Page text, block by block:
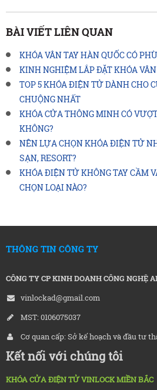
BÀI VIẾT LIÊN QUAN
KHÓA VÂN TAY HÀN QUỐC CÓ
KINH NGHIỆM LẮP ĐẶT KHÓA
TOP 5 KHÓA ĐIỆN TỬ DÀNH CHO
CHUỘNG NHẤT
KHÓA CỬA THÔNG MINH CÓ
KHÔNG?
NÊN LỰA CHỌN KHÓA ĐIỆN TỬ
SẠN, RESORT?
KHÓA ĐIỆN TỬ KHÔNG TAY CẦM
CHỌN LOẠI NÀO?
THÔNG TIN CÔNG TY
CÔNG TY CP KINH DOANH CÔNG NGHỆ
vinlockad@gmail.com
MST: 0106075037
Cơ quan cấp: Sở kế hoạch và đầu tư
Kết nối với chúng tôi
KHÓA CỬA ĐIỆN TỬ VINLOCK MIỀN BẮC